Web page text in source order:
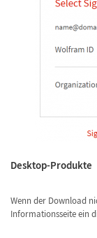
Desktop-Produkte
Wenn der Download
Informationsseite ein